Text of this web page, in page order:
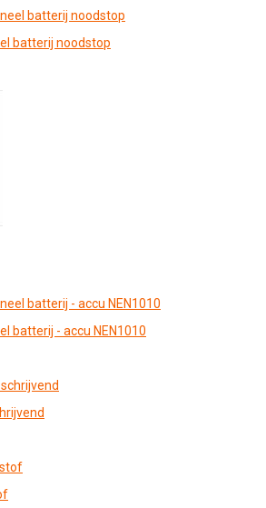
batterij noodstop
batterij - accu NEN1010